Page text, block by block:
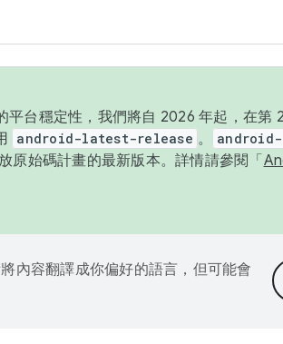
台穩定性，我們將自 2026 年起，在第
android-latest-release 。
始碼計畫的最新版本。詳情請參閱「
內容翻譯成你偏好的語言，但可能會